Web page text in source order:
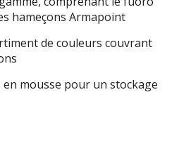
hameçons Armapoint
de couleurs couvrant
mousse pour un stockage